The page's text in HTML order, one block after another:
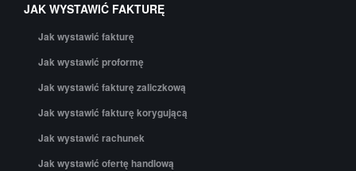
JAK WYSTAWIĆ FAKTURĘ
Jak wystawić fakturę
Jak wystawić proformę
Jak wystawić fakturę zaliczkową
Jak wystawić fakturę korygującą
Jak wystawić rachunek
Jak wystawić ofertę handlową